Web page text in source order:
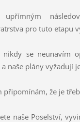
pro tuto etapu
se neunavím
naše plány vyžadují
připomínám, že je
naše Poselství,